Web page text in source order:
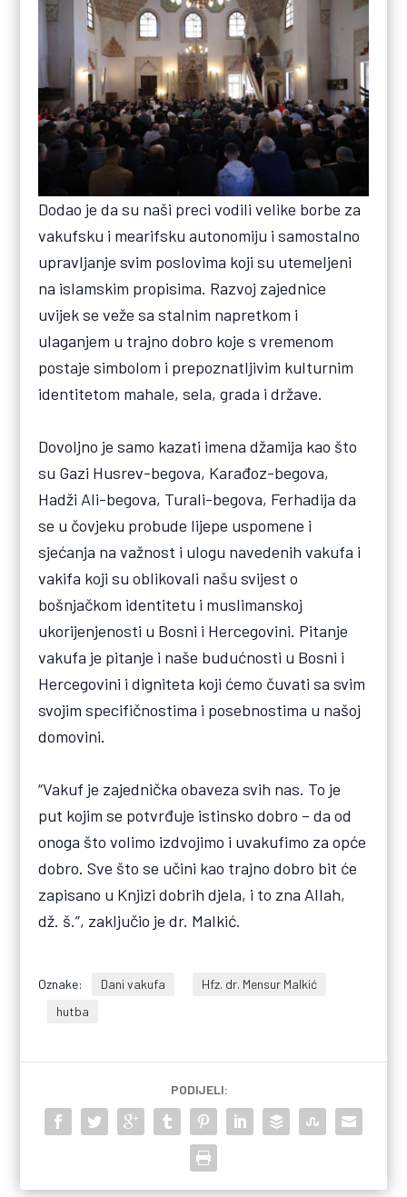
Dodao je da su naši preci vodili velike borbe za
vakufsku i mearifsku autonomiju i samostalno
upravljanje svim poslovima koji su utemeljeni
na islamskim propisima. Razvoj zajednice
uvijek se veže sa stalnim napretkom i
ulaganjem u trajno dobro koje s vremenom
postaje simbolom i prepoznatljivim kulturnim
identitetom mahale, sela, grada i države.
Dovoljno je samo kazati imena džamija kao što
su Gazi Husrev-begova, Karađoz-begova,
Hadži Ali-begova, Turali-begova, Ferhadija da
se u čovjeku probude lijepe uspomene i
sjećanja na važnost i ulogu navedenih vakufa i
vakifa koji su oblikovali našu svijest o
bošnjačkom identitetu i muslimanskoj
ukorijenjenosti u Bosni i Hercegovini. Pitanje
vakufa je pitanje i naše budućnosti u Bosni i
Hercegovini i digniteta koji ćemo čuvati sa svim
svojim specifičnostima i posebnostima u našoj
domovini.
“Vakuf je zajednička obaveza svih nas. To je
put kojim se potvrđuje istinsko dobro – da od
onoga što volimo izdvojimo i uvakufimo za opće
dobro. Sve što se učini kao trajno dobro bit će
zapisano u Knjizi dobrih djela, i to zna Allah,
dž. š.”, zaključio je dr. Malkić.
Oznake: Dani vakufa
Hfz. dr. Mensur Malkić
hutba
PODIJELI: